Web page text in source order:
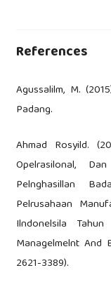
References
Agussalilm, M.
Padang.
Ahmad Rosyild.
Opelrasilonal,
Pelnghasillan
Pelrusahaan
Ilndonelsila Tahun
Managelmelnt And
2621-3389).